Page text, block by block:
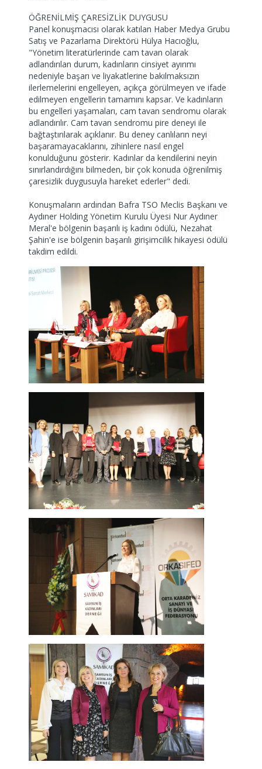
ÖĞRENİLMİŞ ÇARESİZLİK DUYGUSU
Panel konuşmacısı olarak katılan Haber Medya Grubu
Satış ve Pazarlama Direktörü Hülya Hacıoğlu,
"Yönetim literatürlerinde cam tavan olarak
adlandırılan durum, kadınların cinsiyet ayırımı
nedeniyle başarı ve liyakatlerine bakılmaksızın
ilerlemelerini engelleyen, açıkça görülmeyen ve ifade
edilmeyen engellerin tamamını kapsar. Ve kadınların
bu engelleri yaşamaları, cam tavan sendromu olarak
adlandırılır. Cam tavan sendromu pire deneyi ile
bağtaştırılarak açıklanır. Bu deney canlıların neyi
başaramayacaklarını, zihinlere nasıl engel
konulduğunu gösterir. Kadınlar da kendilerini neyin
sınırlandırdığını bilmeden, bir çok konuda öğrenilmiş
çaresizlik duygusuyla hareket ederler" dedi.
Konuşmaların ardından Bafra TSO Meclis Başkanı ve
Aydıner Holding Yönetim Kurulu Üyesi Nur Aydıner
Meral'e bölgenin başarılı iş kadını ödülü, Nezahat
Şahin'e ise bölgenin başarılı girişimcilik hikayesi ödülü
takdim edildi.